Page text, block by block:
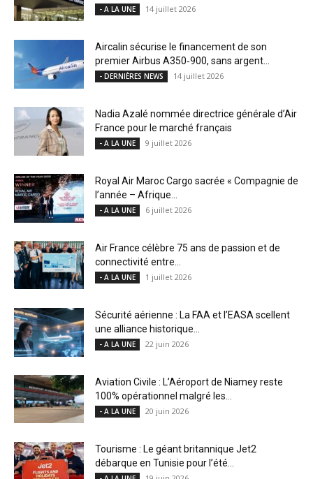
- A LA UNE 14 juillet 2026
Aircalin sécurise le financement de son
premier Airbus A350‑900, sans argent...
- DERNIÈRES NEWS 14 juillet 2026
Nadia Azalé nommée directrice générale d’Air
France pour le marché français
- A LA UNE 9 juillet 2026
Royal Air Maroc Cargo sacrée « Compagnie de
l’année – Afrique...
- A LA UNE 6 juillet 2026
Air France célèbre 75 ans de passion et de
connectivité entre...
- A LA UNE 1 juillet 2026
Sécurité aérienne : La FAA et l’EASA scellent
une alliance historique...
- A LA UNE 22 juin 2026
Aviation Civile : L’Aéroport de Niamey reste
100% opérationnel malgré les...
- A LA UNE 20 juin 2026
Tourisme : Le géant britannique Jet2
débarque en Tunisie pour l’été...